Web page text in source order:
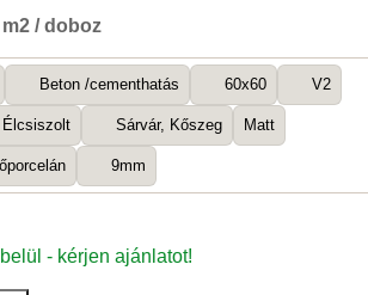
m2 / doboz
Beton /cementhatás 60x60 V2
Élcsiszolt Sárvár, Kőszeg Matt
9mm
- kérjen ajánlatot!